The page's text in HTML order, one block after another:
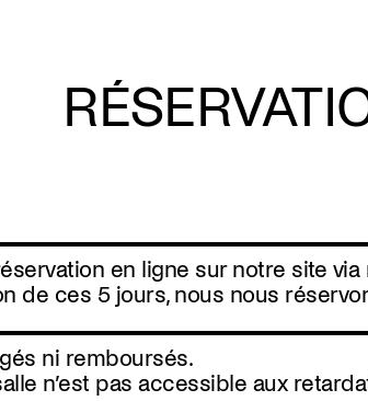
en ligne sur notre site
de ces 5 jours, nous nous
ni remboursés.
n’est pas accessible aux